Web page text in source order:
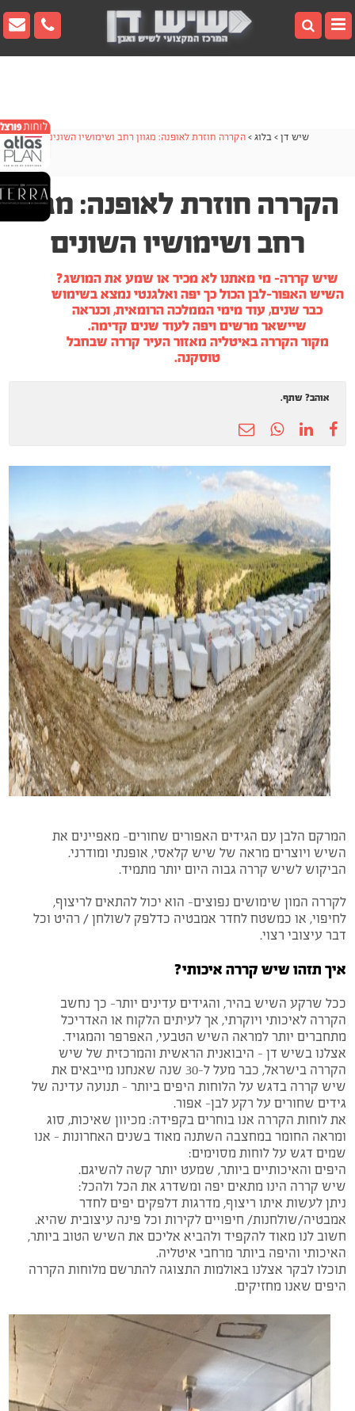
[sg_popup id=7]
שיש דן>בלוג>הקררה חוזרת לאופנה: מגוון רחב ושימושיו השונים
הקררה חוזרת לאופנה: מגוון
רחב ושימושיו השונים
שיש קררה- מי מאתנו לא מכיר או שמע את המושג?
השיש האפור-לבן הכול כך יפה ואלגנטי נמצא בשימוש
כבר שנים, עוד מימי הממלכה הרומאית, וכנראה
שיישאר מרשים ויפה לעוד שנים קדימה.
מקור הקררה באיטליה מאזור העיר קררה שבחבל
טוסקנה.
אוהב? שתף.
המרקם הלבן עם הגידים האפורים שחורים- מאפיינים את
השיש ויוצרים מראה של שיש קלאסי, אופנתי ומודרני.
הביקוש לשיש קררה גבוה היום יותר מתמיד.
לקררה המון שימושים נפוצים- הוא יכול להתאים לריצוף,
לחיפוי, או כמשטח לחדר אמבטיה כדלפק לשולחן / רהיט וכל
דבר עיצובי רצוי.
איך תזהו שיש קררה איכותי?
ככל שרקע השיש בהיר, והגידים עדינים יותר- כך נחשב
הקררה לאיכותי ויוקרתי, אך לעיתים הלקוח או האדריכל
מתחברים יותר למראה השיש הטבעי, האפרפר והמגויד.
אצלנו בשיש דן – היבואנית הראשית והמרכזית של שיש
הקררה בישראל, כבר מעל ל-30 שנה שאנחנו מייבאים את
שיש קררה בדגש על הלוחות היפים ביותר – תנועה עדינה של
גידים שחורים על רקע לבן- אפור.
את לוחות הקררה אנו בוחרים בקפידה: מכיוון שאיכות, סוג
ומראה החומר במחצבה השתנה מאוד בשנים האחרונות – אנו
שמים דגש על לוחות מסוימים:
היפים והאיכותיים ביותר, שמעט יותר קשה להשיגם.
שיש קררה הינו מתאים יפה ומשדרג את הכל ולהכל:
ניתן לעשות איתו ריצוף, מדרגות דלפקים יפים לחדר
אמבטיה/שולחנות/ חיפויים לקירות וכל פינה עיצובית שהיא.
חשוב לנו מאוד להקפיד ולהביא אליכם את השיש הטוב ביותר,
האיכותי והיפה ביותר מרחבי איטליה.
תוכלו לבקר אצלנו באולמות התצוגה להתרשם מלוחות הקררה
היפים שאנו מחזיקים.